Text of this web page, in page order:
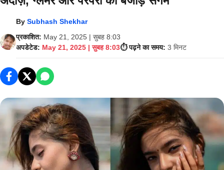
By Subhash Shekhar
प्रकाशित: May 21, 2025 | सुबह 8:03
अपडेटेड: May 21, 2025 | सुबह 8:03⏱️ पढ़ने का समय: 3 मिनट